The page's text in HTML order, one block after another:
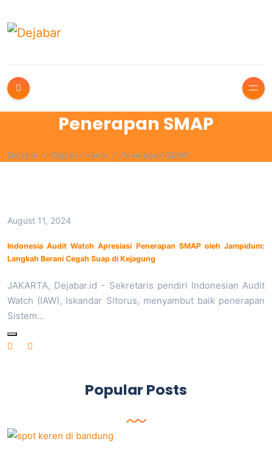
Penerapan SMAP
Dejabar Dejabar Home Penerapan SMAP
August 11, 2024
Indonesia Audit Watch Apresiasi Penerapan SMAP oleh Jampidum:
Langkah Berani Cegah Suap di Kejagung
JAKARTA, Dejabar.id - Sekretaris pendiri Indonesian Audit
Watch (IAW), Iskandar Sitorus, menyambut baik penerapan
Sistem…
Popular Posts